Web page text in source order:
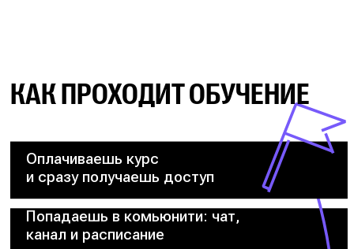
КАК ПРОХОДИТ ОБУЧЕНИЕ
Оплачиваешь курс
и сразу получаешь доступ
Попадаешь в комьюнити: чат,
канал и расписание